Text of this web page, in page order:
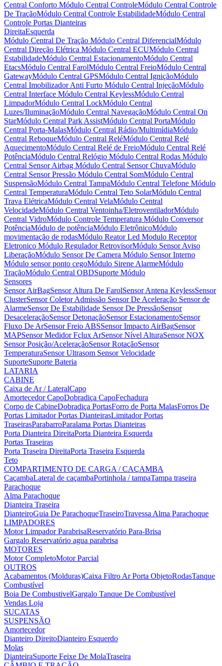
Central Conforto Módulo Central ControleMódulo Central Controle
De TraçãoMódulo Central Controle EstabilidadeMódulo Central
Controle Portas Dianteiras
DireitaEsquerda
Módulo Central De Tração Módulo Central DiferencialMódulo
Central Direção Elétrica Módulo Central ECUMódulo Central
EstabilidadeMódulo Central EstacionamentoMódulo Central
EtacsMódulo Central FarolMódulo Central FreioMódulo Central
GatewayMódulo Central GPSMódulo Central IgniçãoMódulo
Central Imobilizador Anti Furto Módulo Central InjeçãoMódulo
Central Interface Módulo Central KeylessMódulo Central
LimpadorMódulo Central LockMódulo Central
Luzes/IluminaçãoMódulo Central NavegaçãoMódulo Central On
StarMódulo Central Park AssistMódulo Central PortaMódulo
Central Porta-MalasMódulo Central Rádio/MultimídiaMódulo
Central ReboqueMódulo Central ReléMódulo Central Relé
AquecimentoMódulo Central Relé de FreioMódulo Central Relé
PotênciaMódulo Central Relógio Módulo Central Rodas Módulo
Central Sensor Airbag Módulo Central Sensor ChuvaMódulo
Central Sensor Pressão Módulo Central SomMódulo Central
SuspensãoMódulo Central TampaMódulo Central Telefone Módulo
Central TemperaturaMódulo Central Teto SolarMódulo Central
Trava ElétricaMódulo Central VelaMódulo Central
VelocidadeMódulo Central Ventoinha/EletroventiladorMódulo
Central VidroMódulo Controle Temperatura Módulo Conversor
PotênciaMódulo de potênciaMódulo EletrônicoMódulo
movimentação de rodasMódulo Reator Led Modulo Receptor
Eletronico Módulo Regulador RetrovisorMódulo Sensor Aviso
LiberaçãoMódulo Sensor De Camera Módulo Sensor Interno
Módulo sensor ponto cegoMódulo Sirene AlarmeMódulo
TraçãoMódulo Central OBDSuporte Módulo
Sensores
Sensor AirBagSensor Altura De FarolSensor Antena KeylessSensor
ClusterSensor Coletor Admissão Sensor De Aceleração Sensor de
AlarmeSensor De Estabilidade Sensor De PressãoSensor
DesaceleraçãoSensor DetonaçãoSensor EstacionamentoSensor
Fluxo De ArSensor Freio ABSSensor Impacto AirBagSensor
MAPSensor Medidor Fçlux ArSensor Nível AlturaSensor NOX
Sensor Posição/AceleraçãoSensor RotaçãoSensor
TemperaturaSensor Ultrasom Sensor Velocidade
SuporteSuporte Bateria
LATARIA
CABINE
Caixa de Ar / LateralCapo
Amortecedor CapoDobradiça CapoFechadura
Corpo de CabineDobradiça PortasForro de Porta MalasForros De
Portas Limitador Portas DianteirasLimitador Portas
TraseirasParabarroParalama Portas Dianteiras
Porta Dianteira DireitaPorta Dianteira Esquerda
Portas Traseiras
Porta Traseira DireitaPorta Traseira Esquerda
Teto
COMPARTIMENTO DE CARGA / CAÇAMBA
CaçambaLateral de caçambaPortinhola / tampaTampa traseira
Parachoque
Alma Parachoque
Dianteira Traseira
DianteiroGuia De ParachoqueTraseiroTravessa Alma Parachoque
LIMPADORES
Motor Limpador ParabrisaReservatório Para-Brisa
Gargalo Reservatório agua parabrisa
MOTORES
Motor CompletoMotor Parcial
OUTROS
Acabamentos (Molduras)Caixa Filtro ArPorta ObjetoRodasTanque
Combustível
Boia De CombustivelGargalo Tanque De Combustível
Vendas Loja
SUCATAS
SUSPENSÃO
Amortecedor
Dianteiro DireitoDianteiro Esquerdo
Molas
DianteiraSuporte Feixe De MolaTraseira